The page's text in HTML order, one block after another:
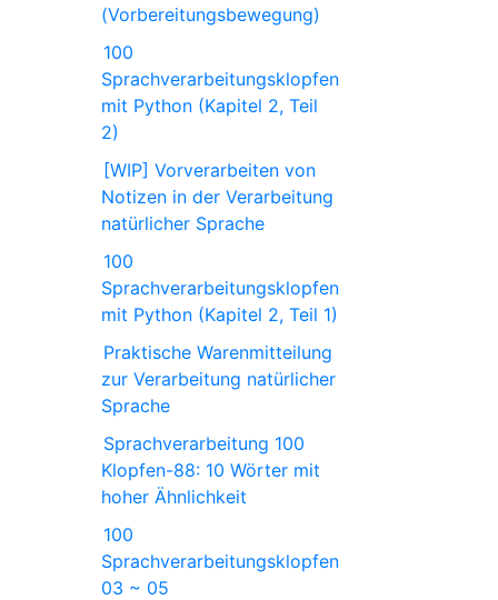
(Vorbereitungsbewegung)
100
Sprachverarbeitungsklopfen
mit Python (Kapitel 2, Teil
2)
[WIP] Vorverarbeiten von
Notizen in der Verarbeitung
natürlicher Sprache
100
Sprachverarbeitungsklopfen
mit Python (Kapitel 2, Teil 1)
Praktische Warenmitteilung
zur Verarbeitung natürlicher
Sprache
Sprachverarbeitung 100
Klopfen-88: 10 Wörter mit
hoher Ähnlichkeit
100
Sprachverarbeitungsklopfen
03 ~ 05